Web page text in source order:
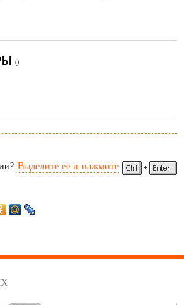
()
Выделите ее и нажмите